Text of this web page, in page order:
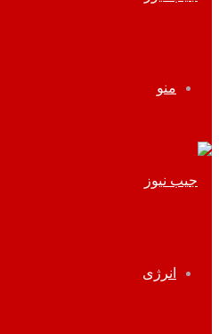
منو
انرژی